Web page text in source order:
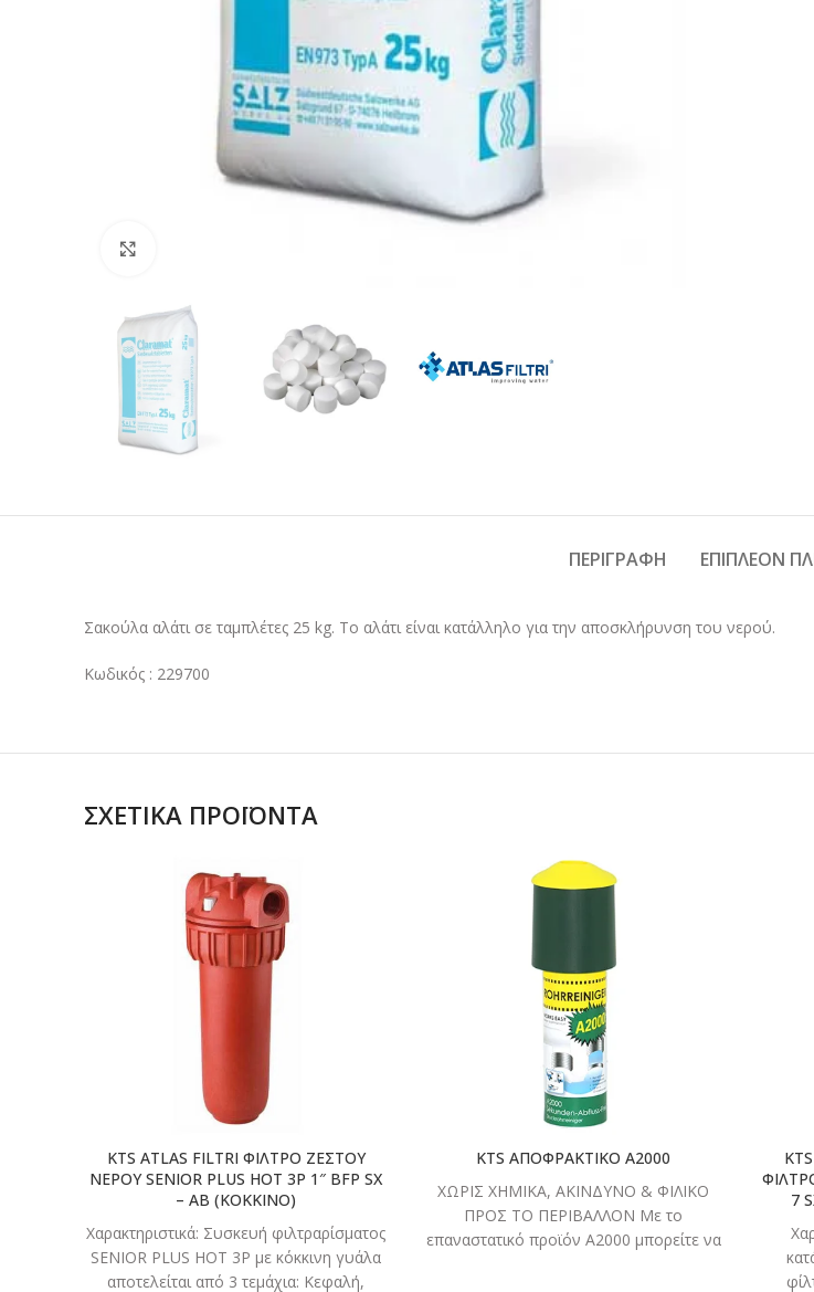
ΠΕΡΙΓΡΑΦΉ ΕΠΙΠΛΈΟΝ
Σακούλα αλάτι σε ταμπλέτες 25 kg. Το αλάτι είναι κατάλληλο για την αποσκλήρυνση του νερού.
Κωδικός : 229700
ΣΧΕΤΙΚΆ ΠΡΟΪΌΝΤΑ
KTS ATLAS FILTRI ΦΙΛΤΡΟ ΖΕΣΤΟΥ
ΝΕΡΟΥ SENIOR PLUS HOT 3P 1″ BFP SX
– AB (ΚΟΚΚΙΝΟ)
Χαρακτηριστικά: Συσκευή φιλτραρίσματος
SENIOR PLUS HOT 3P με κόκκινη γυάλα
αποτελείται από 3 τεμάχια: Kεφαλή,
ΔΙΑΒΑΣΤΕ
ΠΕΡΙΣΣΟΤΕΡΑ
KTS ΑΠΟΦΡΑΚΤΙΚΟ Α2000
ΧΩΡΙΣ ΧΗΜΙΚΑ, ΑΚΙΝΔΥΝΟ & ΦΙΛΙΚΟ
ΠΡΟΣ ΤΟ ΠΕΡΙΒΑΛΛΟΝ Με το
επαναστατικό προϊόν Α2000 μπορείτε να
ΠΕΡΙΣΣΟΤΕΡΑ
7